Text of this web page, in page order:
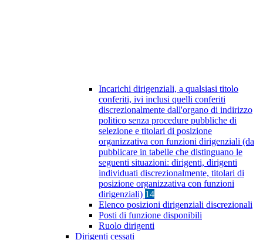
Incarichi dirigenziali, a qualsiasi titolo
conferiti, ivi inclusi quelli conferiti
discrezionalmente dall'organo di indirizzo
politico senza procedure pubbliche di
selezione e titolari di posizione
organizzativa con funzioni dirigenziali (da
pubblicare in tabelle che distinguano le
seguenti situazioni: dirigenti, dirigenti
individuati discrezionalmente, titolari di
posizione organizzativa con funzioni
dirigenziali) 14
Elenco posizioni dirigenziali discrezionali
Posti di funzione disponibili
Ruolo dirigenti
Dirigenti cessati